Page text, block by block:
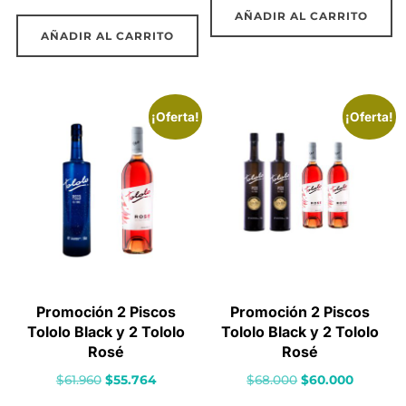
original actual
AÑADIR AL CARRITO
original actual
AÑADIR AL CARRITO
¡Oferta!
Promoción 2 Piscos
Tololo Black y 2 Tololo
Rosé
$61.960 El
$55.764El
¡Oferta!
Promoción 2 Piscos
Tololo Black y 2 Tololo
Rosé
$68.000 El
$60.000El